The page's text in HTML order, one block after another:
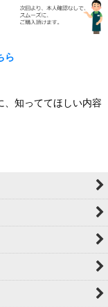
ら
、知っててほしい内容